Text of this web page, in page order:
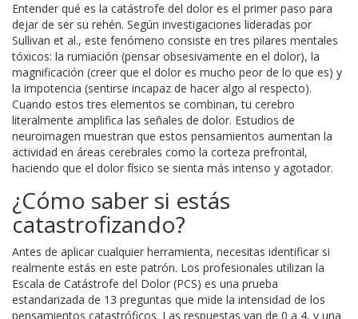
Entender qué es la catástrofe del dolor es el primer paso para
dejar de ser su rehén. Según investigaciones lideradas por
Sullivan et al., este fenómeno consiste en tres pilares mentales
tóxicos: la rumiación (pensar obsesivamente en el dolor), la
magnificación (creer que el dolor es mucho peor de lo que es) y
la impotencia (sentirse incapaz de hacer algo al respecto).
Cuando estos tres elementos se combinan, tu cerebro
literalmente amplifica las señales de dolor. Estudios de
neuroimagen muestran que estos pensamientos aumentan la
actividad en áreas cerebrales como la corteza prefrontal,
haciendo que el dolor físico se sienta más intenso y agotador.
¿Cómo saber si estás
catastrofizando?
Antes de aplicar cualquier herramienta, necesitas identificar si
realmente estás en este patrón. Los profesionales utilizan la
Escala de Catástrofe del Dolor (PCS) es una prueba
estandarizada de 13 preguntas que mide la intensidad de los
pensamientos catastróficos. Las respuestas van de 0 a 4, y una